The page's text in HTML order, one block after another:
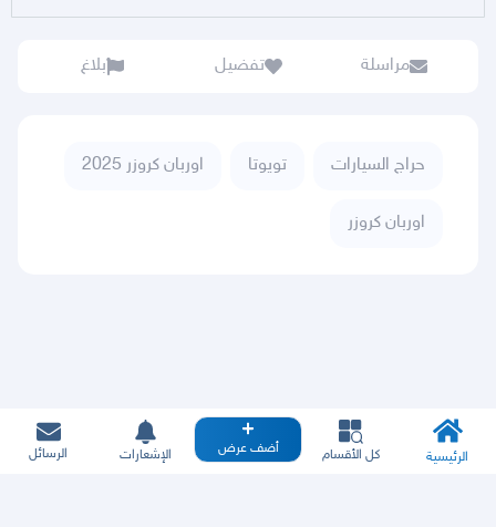
مراسلة تفضيل بلاغ
حراج السيارات تويوتا اوربان كروزر 2025
اوربان كروزر
الرئيسية كل الأقسام أضف عرض الإشعارات الرسائل